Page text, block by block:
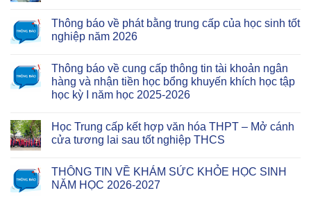
Thông báo về phát bằng trung cấp của học sinh tốt
nghiệp năm 2026
Thông báo về cung cấp thông tin tài khoản ngân
hàng và nhận tiền học bổng khuyến khích học tập
học kỳ I năm học 2025-2026
Học Trung cấp kết hợp văn hóa THPT – Mở cánh
cửa tương lai sau tốt nghiệp THCS
THÔNG TIN VỀ KHÁM SỨC KHỎE HỌC SINH
NĂM HỌC 2026-2027